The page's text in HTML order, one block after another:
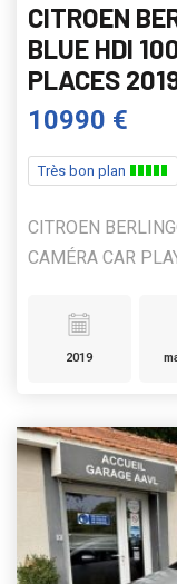
CITROEN
BLUE HDI
PLACES
10990 €
Très bon plan
CITROEN
CAMÉRA CAR
2019